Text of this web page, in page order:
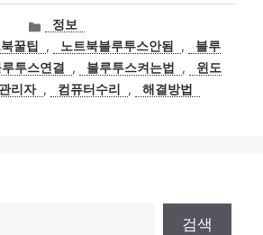
카
고
리
정보
꿀팁 , 노트북블루투스안됨 ,
블루
투스연결 , 블루투스켜는법 ,
윈도
리자 , 컴퓨터수리 , 해결방법
검색